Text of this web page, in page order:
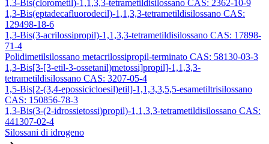
1,3-Bis(clorometil)-1,1,3,3-tetrametildisilossano CAS: 2362-10-9
1,3-Bis(eptadecafluorodecil)-1,1,3,3-tetrametildisilossano CAS:
129498-18-6
1,3-Bis(3-acrilossipropil)-1,1,3,3-tetrametildisilossano CAS: 17898-
71-4
Polidimetilsilossano metacrilossipropil-terminato CAS: 58130-03-3
1,3-Bis[3-[3-etil-3-ossetanil)metossi]propil]-1,1,3,3-
tetrametildisilossano CAS: 3207-05-4
1,5-Bis[2-(3,4-epossicicloesil)etil]-1,1,3,3,5,5-esametiltrisilossano
CAS: 150856-78-3
1,3-Bis(3-(2-idrossietossi)propil)-1,1,3,3-tetrametildisilossano CAS:
441307-02-4
Silossani di idrogeno